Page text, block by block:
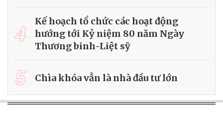
4
Kế hoạch tổ chức các hoạt động
hướng tới Kỷ niệm 80 năm Ngày
Thương binh-Liệt sỹ
5 Chìa khóa vẫn là nhà đầu tư lớn